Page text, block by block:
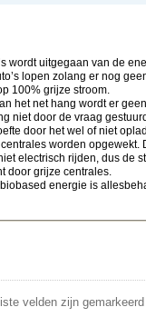
wordt uitgegaan van de
lopen zolang er nog
100% grijze stroom.
het net hang wordt er
niet door de vraag
door het wel of niet
worden opgewekt.
electrisch rijden, dus de
door grijze centrales.
energie is
velden zijn